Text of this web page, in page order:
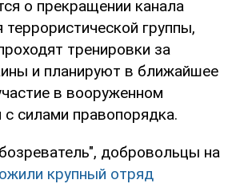
о прекращении канала
группы,
тренировки за
и планируют в ближайшее
в вооруженном
с силами правопорядка.
добровольцы на
крупный отряд